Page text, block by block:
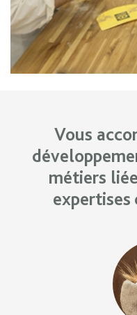
Vous
métiers
expertises